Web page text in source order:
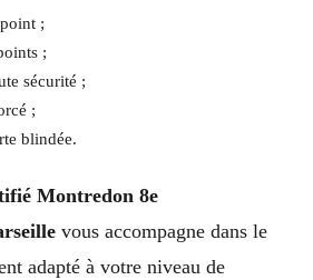
;
;
sécurité ;
;
blindée.
Montredon 8e
vous accompagne dans le
adapté à votre niveau de